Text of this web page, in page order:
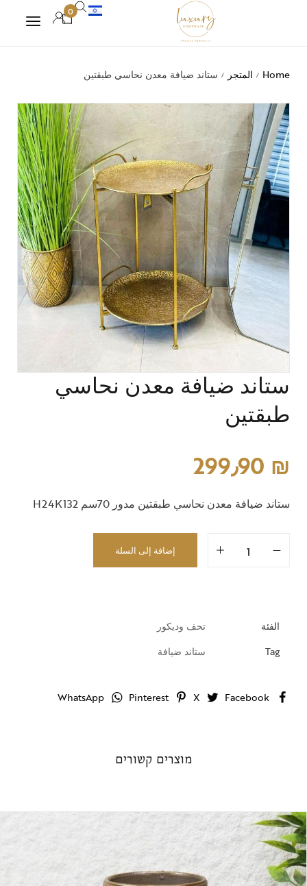
0
Home
/ المتجر / ستاند ضيافة معدن نحاسي طبقتين
ستاند ضيافة معدن نحاسي
طبقتين
299٫90 ₪
ستاند ضيافة معدن نحاسي طبقتين مدور 70سم H24K132
إضافة إلى السلة
الفئة
تحف وديكور
Tag
ستاند ضيافة
Facebook
X
Pinterest
WhatsApp
מוצרים קשורים